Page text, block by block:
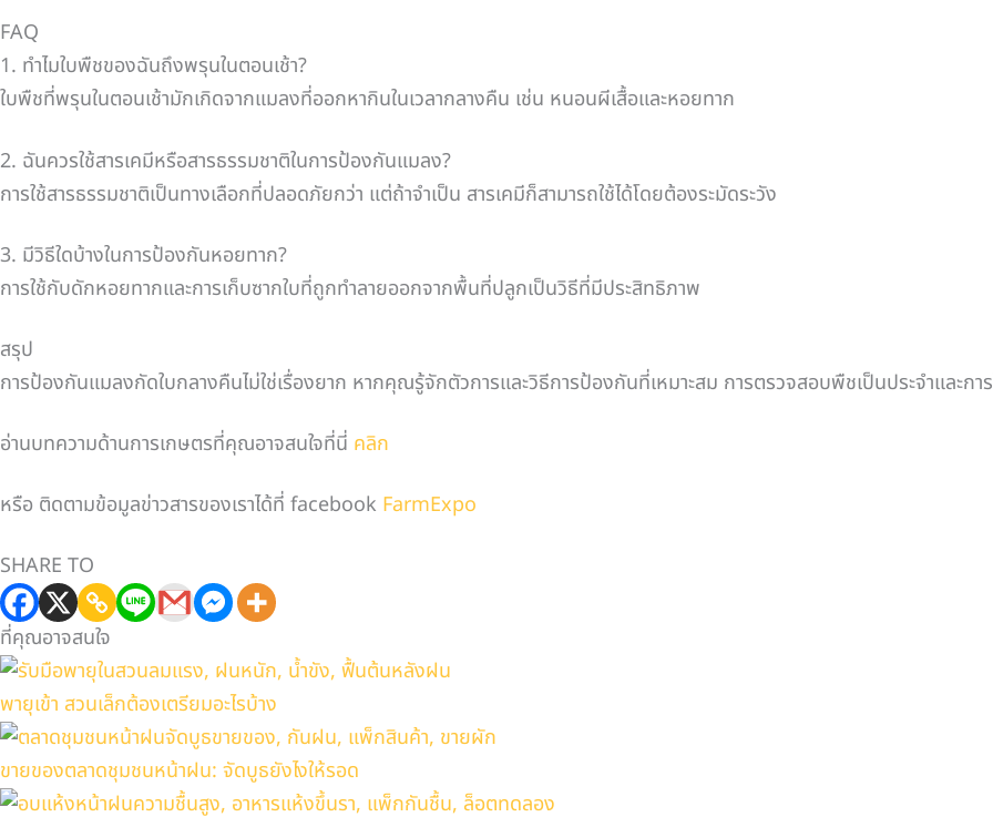
FAQ
1. ทำไมใบพืชของฉันถึงพรุนในตอนเช้า?
ใบพืชที่พรุนในตอนเช้ามักเกิดจากแมลงที่ออกหากินในเวลากลางคืน เช่น หนอนผีเสื้อและหอยทาก
2. ฉันควรใช้สารเคมีหรือสารธรรมชาติในการป้องกันแมลง?
การใช้สารธรรมชาติเป็นทางเลือกที่ปลอดภัยกว่า แต่ถ้าจำเป็น สารเคมีก็สามารถใช้ได้โดยต้องระมัดระวัง
3. มีวิธีใดบ้างในการป้องกันหอยทาก?
การใช้กับดักหอยทากและการเก็บซากใบที่ถูกทำลายออกจากพื้นที่ปลูกเป็นวิธีที่มีประสิทธิภาพ
สรุป
การป้องกันแมลงกัดใบกลางคืนไม่ใช่เรื่องยาก หากคุณรู้จักตัวการและวิธีการป้องกันที่เหมาะสม การตรวจสอบพืชเป็นประจำและก
อ่านบทความด้านการเกษตรที่คุณอาจสนใจที่นี่ คลิก
หรือ ติดตามข้อมูลข่าวสารของเราได้ที่ facebook FarmExpo
SHARE TO
ที่คุณอาจสนใจ
พายุเข้า สวนเล็กต้องเตรียมอะไรบ้าง
ขายของตลาดชุมชนหน้าฝน: จัดบูธยังไงให้รอด